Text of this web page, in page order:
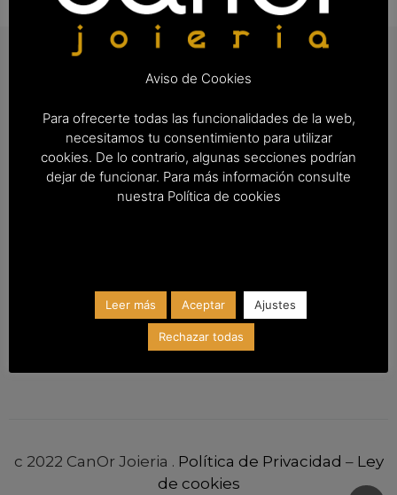
¿Quiénes somos?
Empresa
Servicio al cliente
Entrega & Envío
Devolución &
Cancelación
Av Agricultor 32, la Vall d’Uixó
c 2022 CanOr Joieria . Política de Privacidad – Ley
de cookies
Aviso de Cookies
Para ofrecerte todas las funcionalidades de la web,
necesitamos tu consentimiento para utilizar
cookies. De lo contrario, algunas secciones podrían
dejar de funcionar. Para más información consulte
nuestra Política de cookies
Leer más Aceptar Ajustes
Rechazar todas